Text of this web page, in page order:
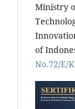
Ministry
of
No.72/E/